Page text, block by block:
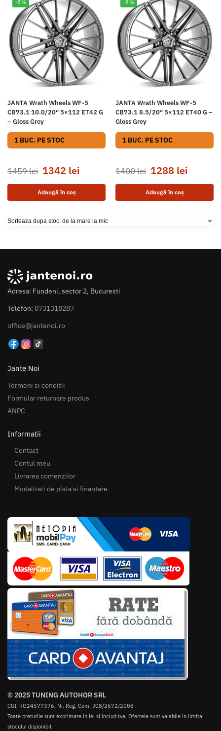
-8%
JANTA Wrath Wheels WF-5
CB73.1 10.0/20″ 5×112 ET42 G
– Gloss Grey
1 BUC. PE STOC
1459lei 1342 lei
Adaugă în coș
-8%
JANTA Wrath Wheels WF-5
CB73.1 8.5/20″ 5×112 ET40 G –
Gloss Grey
1 BUC. PE STOC
1400lei 1288 lei
Adaugă în coș
Adresa: Fundeni, sector 2, Bucuresti
Telefon: 0731318287
office@jantenoi.ro
Jante Noi
Termeni si conditii
Formular returnare produs
ANPC
Informatii
Contact
Contul meu
Livrarea comenzilor
Modalitati de plata si finantare
© 2025 TUNING AUTOHOR SRL
CUI: RO24577376, Nr. Reg. Com: J08/2672/2008
Toate preturile sunt exprimate in lei si includ tva. Ofertele sunt valabile in limita
stocului disponibil.